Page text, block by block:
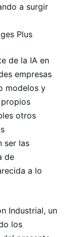
a surgir
Plus
de la IA en
empresas
modelos y
otros
ser las
de
a lo
Industrial, un
los